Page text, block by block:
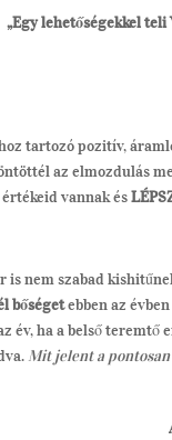
„Egy lehetőségekkel
tartozó pozitív,
az elmozdulás
vannak és
is nem szabad
bőségetebben az
év, ha a belső
Mit jelent a pontosan